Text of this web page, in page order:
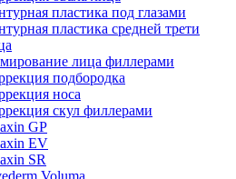
пластика под глазами
пластика средней трети
лица филлерами
подбородка
носа
скул филлерами
GP
EV
SR
Voluma